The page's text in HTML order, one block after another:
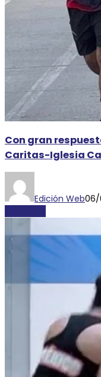
Con gran
Caritas-Iglesia
Edición Web06/